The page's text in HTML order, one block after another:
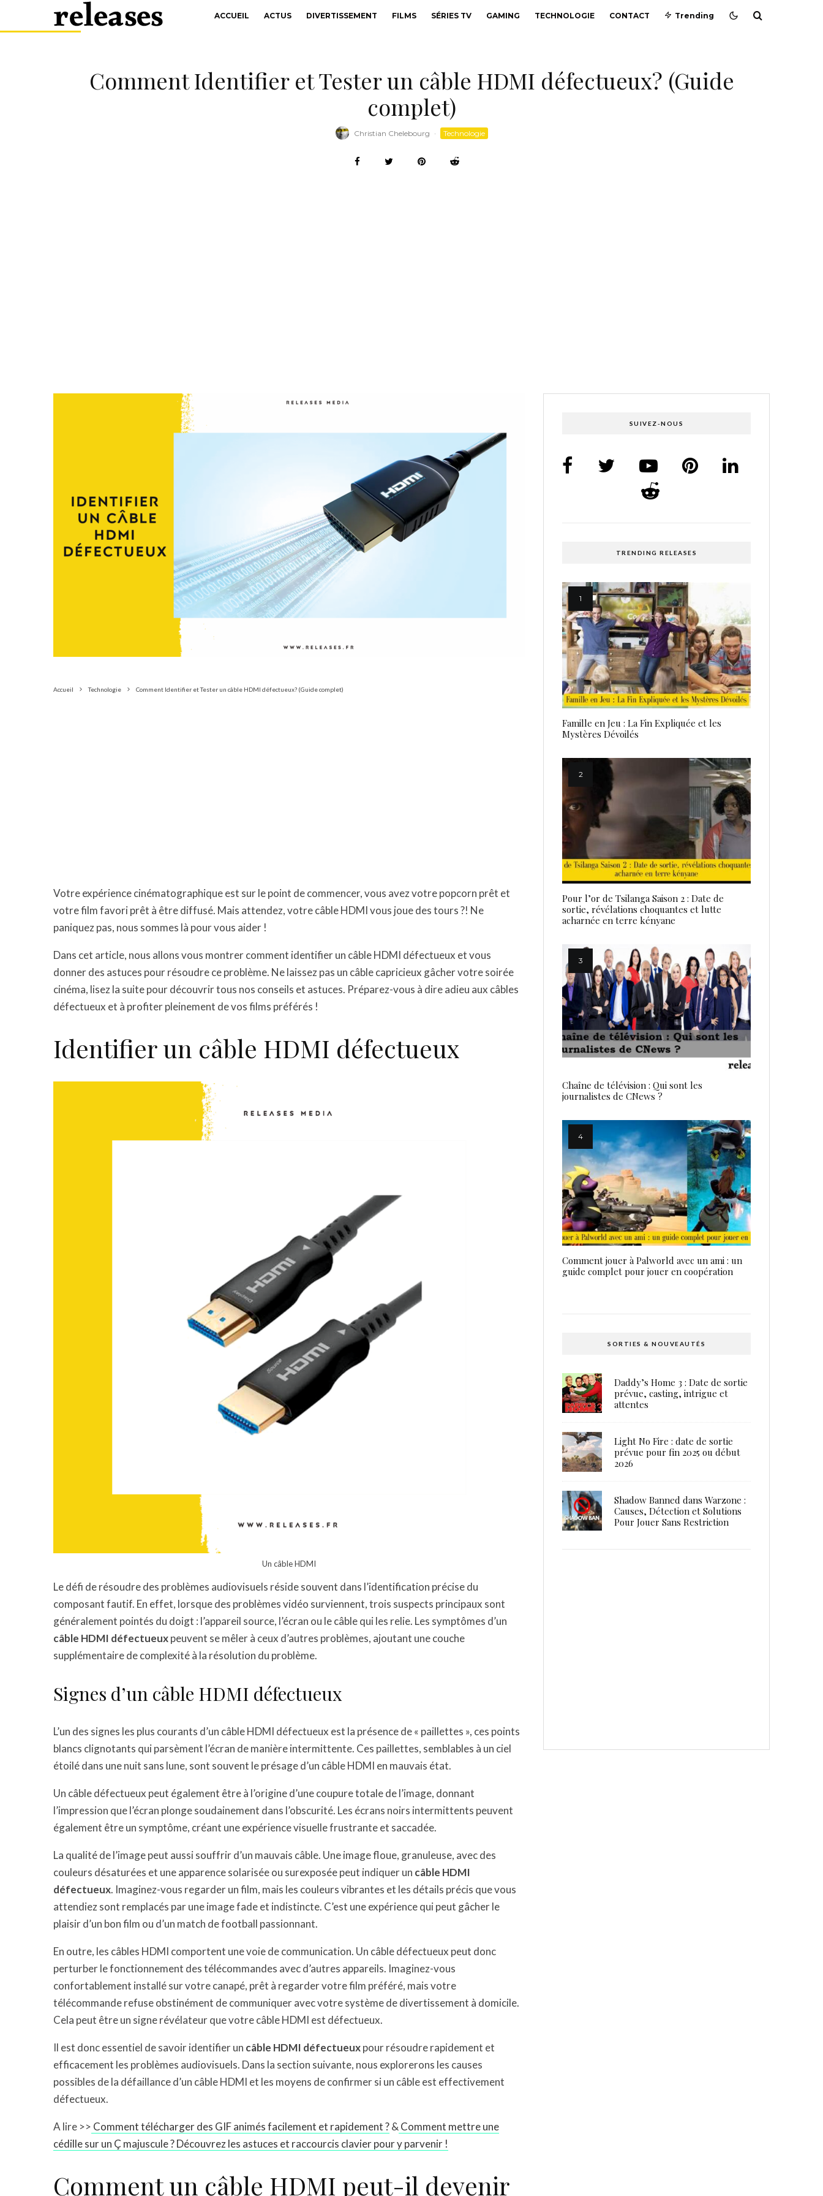
ACCUEIL ACTUS DIVERTISSEMENT FILMS SÉRIES TV GAMING TECHNOLOGIE CONTACT Trending
Comment Identifier et Tester un câble HDMI défectueux? (Guide
complet)
Christian Chelebourg · Technologie
Accueil Technologie Comment Identifier et Tester un câble HDMI défectueux? (Guide complet)
Votre expérience cinématographique est sur le point de commencer, vous avez votre popcorn prêt et
votre film favori prêt à être diffusé. Mais attendez, votre câble HDMI vous joue des tours ?! Ne
paniquez pas, nous sommes là pour vous aider !
Dans cet article, nous allons vous montrer comment identifier un câble HDMI défectueux et vous
donner des astuces pour résoudre ce problème. Ne laissez pas un câble capricieux gâcher votre soirée
cinéma, lisez la suite pour découvrir tous nos conseils et astuces. Préparez-vous à dire adieu aux câbles
défectueux et à profiter pleinement de vos films préférés !
Identifier un câble HDMI défectueux
Un câble HDMI
Le défi de résoudre des problèmes audiovisuels réside souvent dans l’identification précise du
composant fautif. En effet, lorsque des problèmes vidéo surviennent, trois suspects principaux sont
généralement pointés du doigt : l’appareil source, l’écran ou le câble qui les relie. Les symptômes d’un
câble HDMI défectueuxpeuvent se mêler à ceux d’autres problèmes, ajoutant une couche
supplémentaire de complexité à la résolution du problème.
Signes d’un câble HDMI défectueux
L’un des signes les plus courants d’un câble HDMI défectueux est la présence de « paillettes », ces points
blancs clignotants qui parsèment l’écran de manière intermittente. Ces paillettes, semblables à un ciel
étoilé dans une nuit sans lune, sont souvent le présage d’un câble HDMI en mauvais état.
Un câble défectueux peut également être à l’origine d’une coupure totale de l’image, donnant
l’impression que l’écran plonge soudainement dans l’obscurité. Les écrans noirs intermittents peuvent
également être un symptôme, créant une expérience visuelle frustrante et saccadée.
La qualité de l’image peut aussi souffrir d’un mauvais câble. Une image floue, granuleuse, avec des
couleurs désaturées et une apparence solarisée ou surexposée peut indiquer un câble HDMI
défectueux. Imaginez-vous regarder un film, mais les couleurs vibrantes et les détails précis que vous
attendiez sont remplacés par une image fade et indistincte. C’est une expérience qui peut gâcher le
plaisir d’un bon film ou d’un match de football passionnant.
En outre, les câbles HDMI comportent une voie de communication. Un câble défectueux peut donc
perturber le fonctionnement des télécommandes avec d’autres appareils. Imaginez-vous
confortablement installé sur votre canapé, prêt à regarder votre film préféré, mais votre
télécommande refuse obstinément de communiquer avec votre système de divertissement à domicile.
Cela peut être un signe révélateur que votre câble HDMI est défectueux.
Il est donc essentiel de savoir identifier un câble HDMI défectueuxpour résoudre rapidement et
efficacement les problèmes audiovisuels. Dans la section suivante, nous explorerons les causes
possibles de la défaillance d’un câble HDMI et les moyens de confirmer si un câble est effectivement
défectueux.
A lire >> Comment télécharger des GIF animés facilement et rapidement ?& Comment mettre une
cédille sur un Ç majuscule ? Découvrez les astuces et raccourcis clavier pour y parvenir !
Comment un câble HDMI peut-il devenir
SUIVEZ-NOUS
TRENDING RELEASES
Famille en Jeu : La Fin Expliquée et les
Mystères Dévoilés
Pour l’or de Tsilanga Saison 2 : Date de
sortie, révélations choquantes et lutte
acharnée en terre kényane
Chaîne de télévision : Qui sont les
journalistes de CNews ?
Comment jouer à Palworld avec un ami : un
guide complet pour jouer en coopération
SORTIES & NOUVEAUTÉS
Daddy’s Home 3 : Date de sortie
prévue, casting, intrigue et
attentes
Light No Fire : date de sortie
prévue pour fin 2025 ou début
2026
Shadow Banned dans Warzone :
Causes, Détection et Solutions
Pour Jouer Sans Restriction